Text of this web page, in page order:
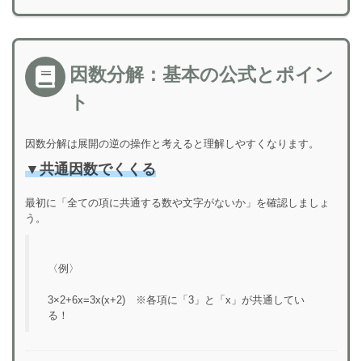
因数分解：基本の公式とポイン
ト
因数分解は展開の逆の操作と考えると理解しやすくなります。
▼共通因数でくくる
最初に「全ての項に共通する数や文字がないか」を確認しましょ
う。
〈例〉
3×2+6x=3x(x+2) ※各項に「3」と「x」が共通してい
る！